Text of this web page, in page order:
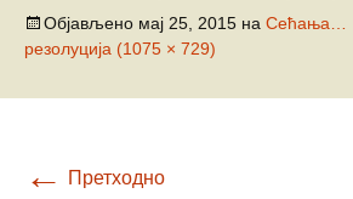
Објављено мај 25, 2015 на Сећања…
резолуција (1075 × 729)
← Претходно